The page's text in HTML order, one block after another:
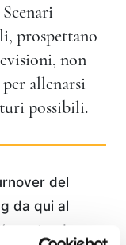
prospettano
non
allenarsi
possibili.
del
da qui al
portando